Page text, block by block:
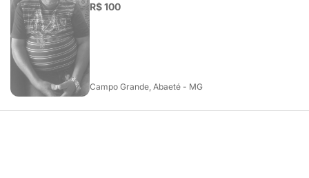
R$ 100
Campo Grande, Abaeté - MG